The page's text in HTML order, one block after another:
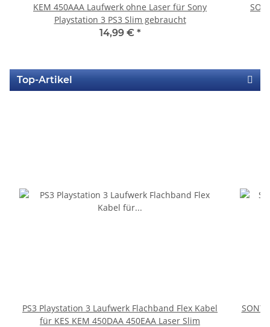
KEM 450AAA Laufwerk ohne Laser für Sony
Playstation 3 PS3 Slim gebraucht
14,99 € *
Top-Artikel
PS3 Playstation 3 Laufwerk Flachband Flex Kabel
für KES KEM 450DAA 450EAA Laser Slim
SONY